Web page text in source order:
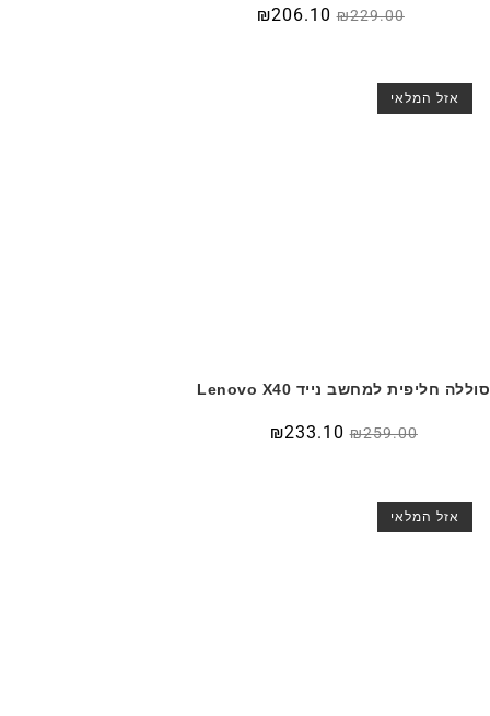
₪229.00
₪206.10
אזל המלאי
סוללה חליפית למחשב נייד Lenovo X40
₪259.00
₪233.10
אזל המלאי